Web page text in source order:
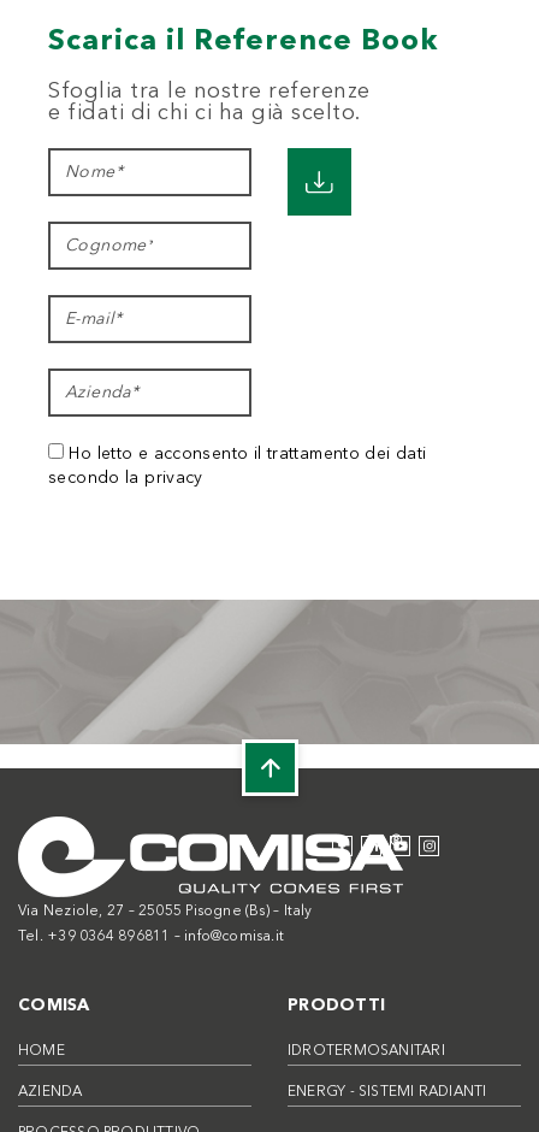
Scarica il Reference Book
Sfoglia tra le nostre referenze
e fidati di chi ci ha già scelto.
Ho letto e acconsento il trattamento dei dati
secondo la privacy
Via Neziole, 27 – 25055 Pisogne (Bs) – Italy
Tel. +39 0364 896811 – info@comisa.it
COMISA
HOME
AZIENDA
PRODOTTI
IDROTERMOSANITARI
ENERGY - SISTEMI RADIANTI